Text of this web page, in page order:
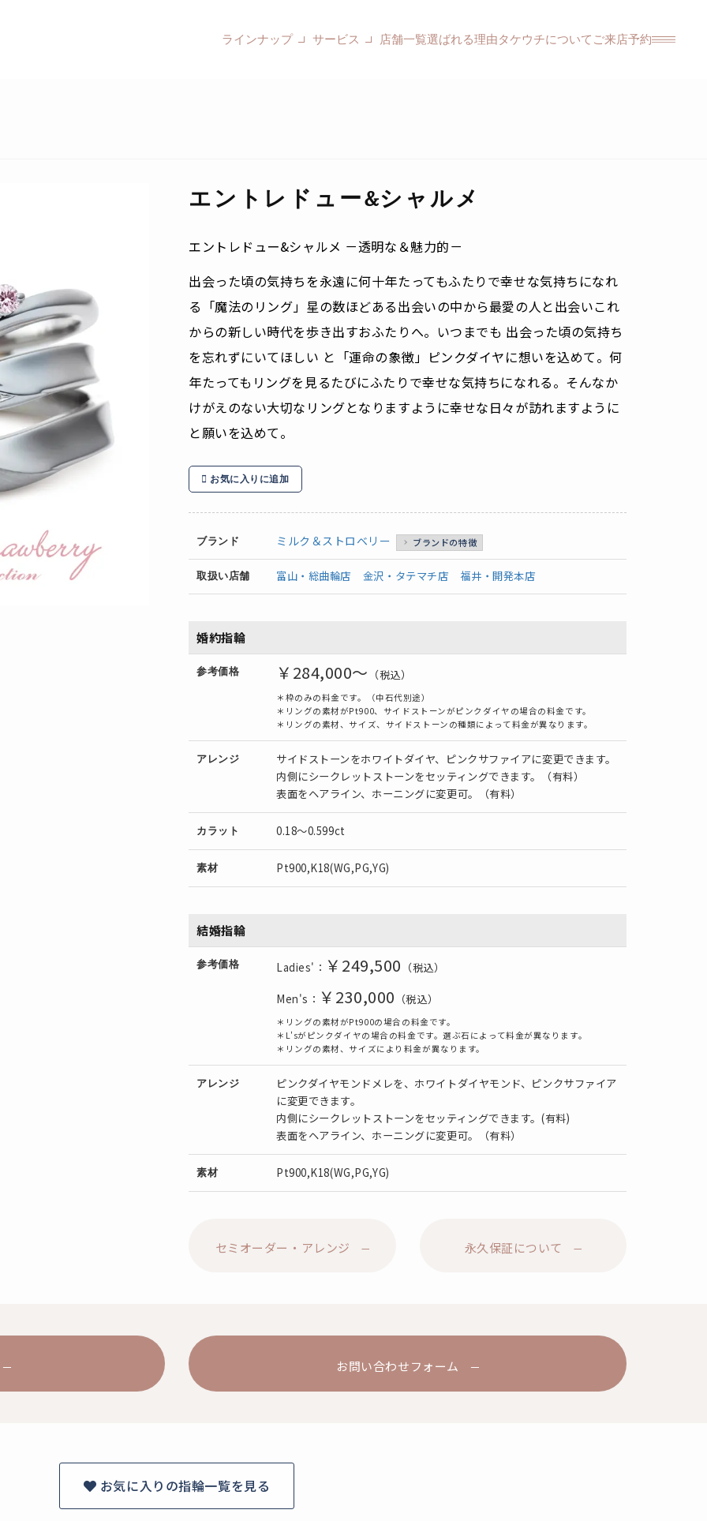
ラインナップ サービス 店舗一覧選ばれる理由タケウチについて ご来店予約
エントレドュー&シャルメ
エントレドュー&シャルメ －透明な＆魅力的－
出会った頃の気持ちを永遠に何十年たってもふたりで幸せな気持ちになれ
る「魔法のリング」星の数ほどある出会いの中から最愛の人と出会いこれ
からの新しい時代を歩き出すおふたりへ。いつまでも 出会った頃の気持ち
を忘れずにいてほしい と「運命の象徴」ピンクダイヤに想いを込めて。何
年たってもリングを見るたびにふたりで幸せな気持ちになれる。そんなか
けがえのない大切なリングとなりますように幸せな日々が訪れますように
と願いを込めて。
お気に入りに追加
ブランド ミルク＆ストロベリー ブランドの特徴
取扱い店舗 富山・総曲輪店 金沢・タテマチ店 福井・開発本店
婚約指輪
参考価格 ￥284,000～ （税込）
＊枠のみの料金です。（中石代別途）
＊リングの素材がPt900、サイドストーンがピンクダイヤの場合の料金です。
＊リングの素材、サイズ、サイドストーンの種類によって料金が異なります。
アレンジ
サイドストーンをホワイトダイヤ、ピンクサファイアに変更できます。
内側にシークレットストーンをセッティングできます。（有料）
表面をヘアライン、ホーニングに変更可。（有料）
カラット 0.18～0.599ct
素材 Pt900,K18(WG,PG,YG)
結婚指輪
参考価格 Ladies'： ￥249,500 （税込）
Men's： ￥230,000 （税込）
＊リングの素材がPt900の場合の料金です。
＊L'sがピンクダイヤの場合の料金です。選ぶ石によって料金が異なります。
＊リングの素材、サイズにより料金が異なります。
アレンジ
ピンクダイヤモンドメレを、ホワイトダイヤモンド、ピンクサファイア
に変更できます。
内側にシークレットストーンをセッティングできます。(有料)
表面をヘアライン、ホーニングに変更可。（有料）
素材 Pt900,K18(WG,PG,YG)
セミオーダー・アレンジ 永久保証について
お問い合わせフォーム
お気に入りの指輪一覧を見る